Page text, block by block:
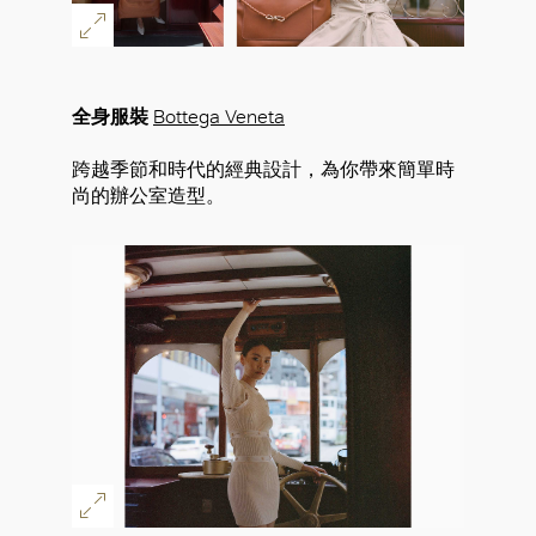
全身服裝 Bottega Veneta
跨越季節和時代的經典設計，為你帶來簡單時
尚的辦公室造型。